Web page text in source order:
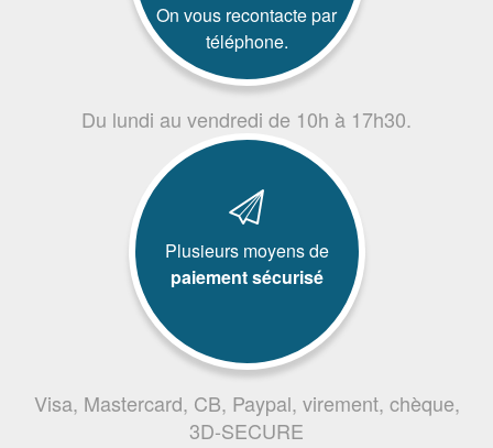
On vous recontacte par
téléphone.
Du lundi au vendredi de 10h à 17h30.
Plusieurs moyens de
paiement sécurisé
Visa, Mastercard, CB, Paypal, virement, chèque,
3D-SECURE